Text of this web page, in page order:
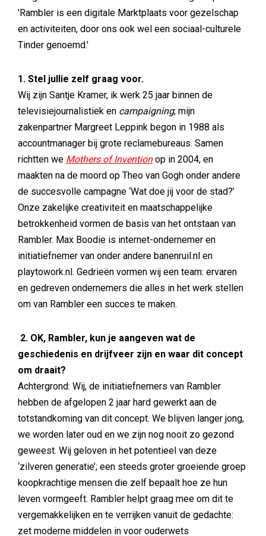
'Rambler is een digitale Marktplaats voor gezelschap
en activiteiten, door ons ook wel een sociaal-culturele
Tinder genoemd.'
1. Stel jullie zelf graag voor.
Wij zijn Santje Kramer, ik werk 25 jaar binnen de
televisiejournalistiek en campaigning; mijn
zakenpartner Margreet Leppink begon in 1988 als
accountmanager bij grote reclamebureaus. Samen
richtten we Mothers of Inventionop in 2004, en
maakten na de moord op Theo van Gogh onder andere
de succesvolle campagne ‘Wat doe jij voor de stad?’
Onze zakelijke creativiteit en maatschappelijke
betrokkenheid vormen de basis van het ontstaan van
Rambler. Max Boodie is internet-ondernemer en
initiatiefnemer van onder andere banenruil.nl en
playtowork.nl. Gedrieën vormen wij een team: ervaren
en gedreven ondernemers die alles in het werk stellen
om van Rambler een succes te maken.
2. OK, Rambler, kun je aangeven wat de
geschiedenis en drijfveer zijn en waar dit concept
om draait?
Achtergrond: Wij, de initiatiefnemers van Rambler
hebben de afgelopen 2 jaar hard gewerkt aan de
totstandkoming van dit concept. We blijven langer jong,
we worden later oud en we zijn nog nooit zo gezond
geweest. Wij geloven in het potentieel van deze
‘zilveren generatie’; een steeds groter groeiende groep
koopkrachtige mensen die zelf bepaalt hoe ze hun
leven vormgeeft. Rambler helpt graag mee om dit te
vergemakkelijken en te verrijken vanuit de gedachte:
zet moderne middelen in voor ouderwets